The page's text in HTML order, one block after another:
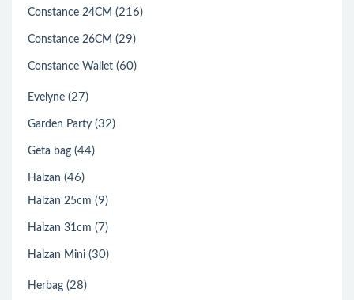
Constance 24CM (216)
Constance 26CM (29)
Constance Wallet (60)
Evelyne (27)
Garden Party (32)
Geta bag (44)
Halzan (46)
Halzan 25cm (9)
Halzan 31cm (7)
Halzan Mini (30)
Herbag (28)